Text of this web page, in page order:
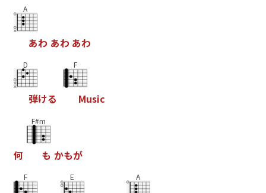
A
あわ あわ あわ
D
弾ける
F
Music
何
F#m
も かもが
F E A